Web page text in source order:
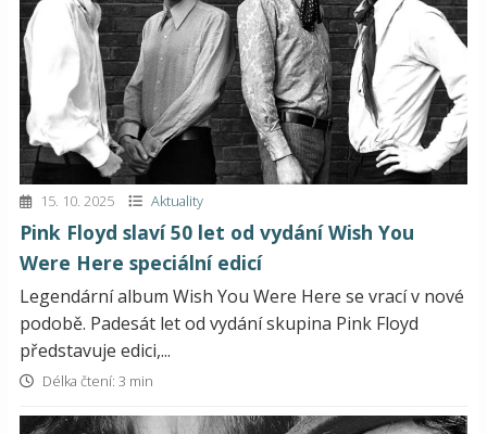
15. 10. 2025 Aktuality
Pink Floyd slaví 50 let od vydání Wish You
Were Here speciální edicí
Legendární album Wish You Were Here se vrací v nové
podobě. Padesát let od vydání skupina Pink Floyd
představuje edici,...
Délka čtení: 3 min